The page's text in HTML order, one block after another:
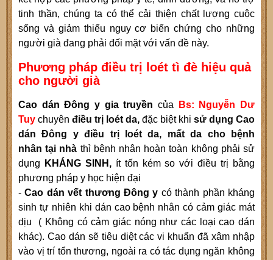
tinh thần, chúng ta có thể cải thiện chất lượng cuộc
sống và giảm thiểu nguy cơ biến chứng cho những
người già đang phải đối mặt với vấn đề này.
Phương pháp điều trị loét tì đè hiệu quả
cho người già
Cao dán Đông y gia truyền của Bs: Nguyễn Dư
Tuy chuyên điều trị loét da, đặc biệt khi sử dụng Cao
dán Đông y điều trị loét da, mất da cho bệnh
nhân tại n hà thì bệnh nhân hoàn toàn không phải sử
dụng
KHÁNG SINH,ít tốn kém so với điều trị bằng
phương pháp y học hiện đại
-Cao dán vết thương Đông y có thành phần kháng
sinh tự nhiên khi dán cao bệnh nhân có cảm giác mát
dịu ( Không có cảm giác nóng như các loại cao dán
khác). Cao dán sẽ tiêu diệt các vi khuẩn đã xâm nhập
vào vị trí tổn thương, ngoài ra có tác dụng ngăn không